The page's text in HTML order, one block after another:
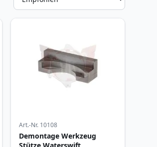
Art.-Nr. 10108
Demontage Werkzeug
Stütze Waterswift